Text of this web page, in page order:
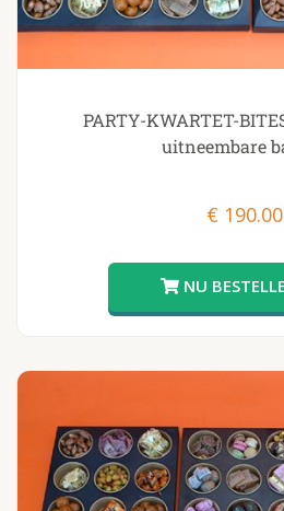
PARTY-KWARTET-
uitneembare
€ 190.00